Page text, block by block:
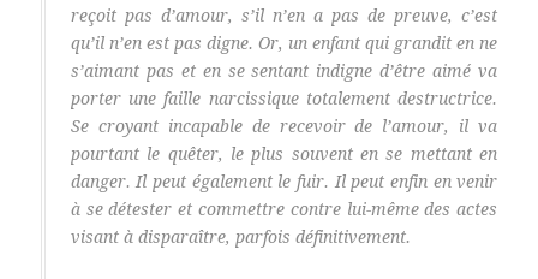
reçoit pas d’amour, s’il n’en a pas de preuve, c’est
qu’il n’en est pas digne. Or, un enfant qui grandit en ne
s’aimant pas et en se sentant indigne d’être aimé va
porter une faille narcissique totalement destructrice.
Se croyant incapable de recevoir de l’amour, il va
pourtant le quêter, le plus souvent en se mettant en
danger. Il peut également le fuir. Il peut enfin en venir
à se détester et commettre contre lui-même des actes
visant à disparaître, parfois définitivement.